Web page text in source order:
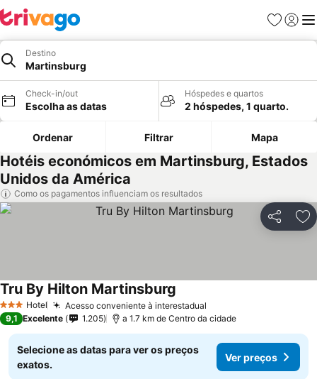
Favoritos
Iniciar
Destino
Martinsburg
Check-in/out
Escolha as datas
Hóspedes e quartos
2 hóspedes, 1 quarto.
Ordenar Filtrar Mapa
Hotéis económicos em Martinsburg, Estados
Unidos da América
Como os pagamentos influenciam os resultados
Partilhar
3 EstrelasHotel Acesso conveniente à interestadual
Tru By Hilton Martinsburg
9,1 Excelente 1.205 a 1.7 km de Centro da cidade
Selecione as datas para ver os preços
exatos.
Ver preços